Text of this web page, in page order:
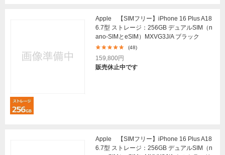
Apple 【SIMフリー】iPhone 16 Plus A18
6.7型 ストレージ：256GB デュアルSIM（n
ano-SIMとeSIM）MXVG3J/A ブラック
(48)
159,800円
販売休止中です
Apple 【SIMフリー】iPhone 16 Plus A18
6.7型 ストレージ：256GB デュアルSIM（n